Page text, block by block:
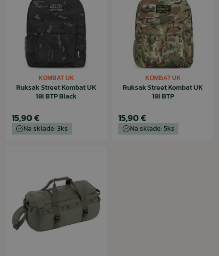
KOMBAT UK
Ruksak Street Kombat UK
18l BTP Black
15,90 €
Na sklade: 3ks
KOMBAT UK
Ruksak Street Kombat UK
18l BTP
15,90 €
Na sklade: 5ks